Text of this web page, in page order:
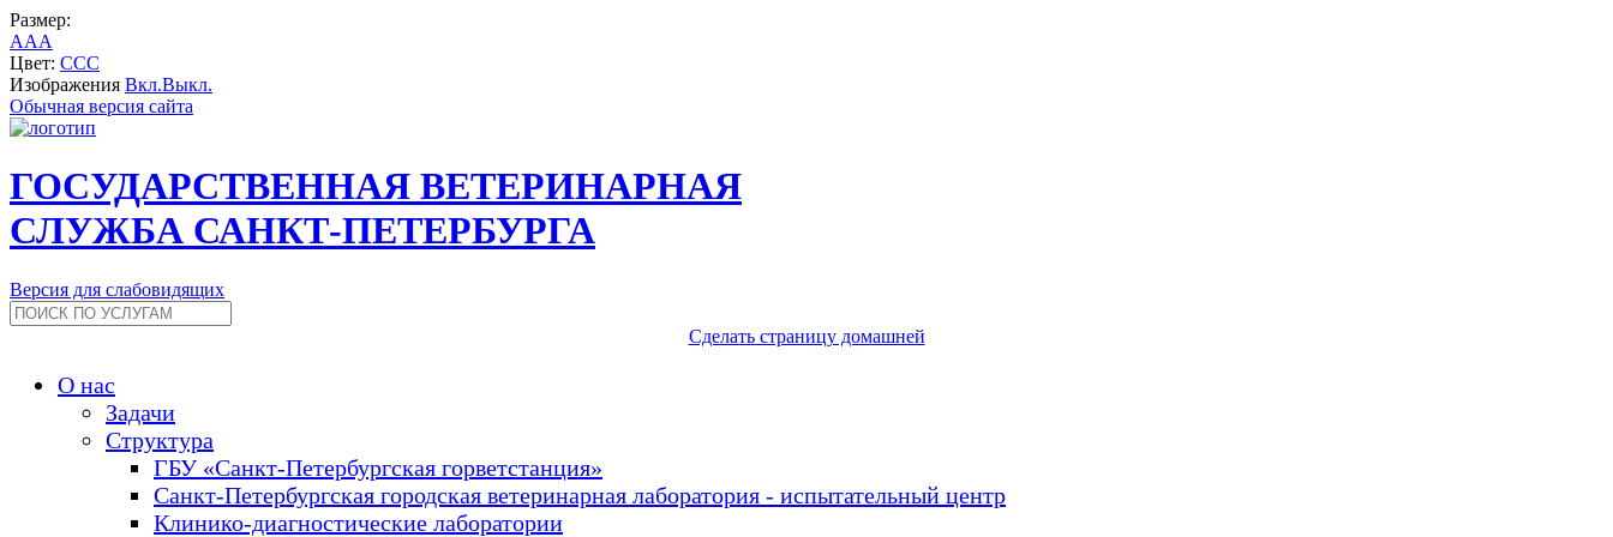
Размер:
AAA
Цвет: CCC
Изображения Вкл.Выкл.
Обычная версия сайта
ГОСУДАРСТВЕННАЯ ВЕТЕРИНАРНАЯ
СЛУЖБА САНКТ-ПЕТЕРБУРГА
Версия для слабовидящих
Сделать страницу домашней
О нас
Задачи
Структура
ГБУ «Санкт-Петербургская горветстанция»
Санкт-Петербургская городская ветеринарная лаборатория - испытательный центр
Клинико-диагностические лаборатории